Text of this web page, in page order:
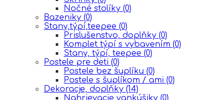
Nočné stolíky (0)
Bazeniky (0)
Stany,týpí,teepee (0)
Prislušenstvo, doplňky (0)
Komplet týpí s vybavením (0)
Stany, týpí, teepee (0)
Postele pre deti (0)
Postele bez šuplíku (0)
Postele s šuplíkom / ami (0)
Dekoracje, doplňky (14)
Nahrievacie vankúšiky (0)